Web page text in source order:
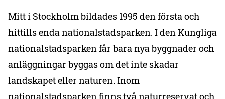
Mitt i Stockholm bildades 1995 den första och
hittills enda nationalstadsparken. I den Kungliga
nationalstadsparken får bara nya byggnader och
anläggningar byggas om det inte skadar
landskapet eller naturen. Inom
nationalstadsparken finns två naturreservat och